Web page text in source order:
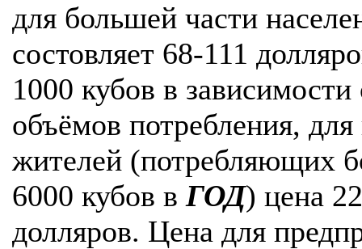
для большей части
состовляет 68-111
1000 кубов в зависимости
объёмов потребления,
жителей (потребляющих
6000 кубов в ГОД) цена
долляров. Цена для